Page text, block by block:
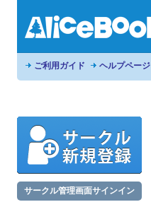
ご利用ガイド ヘルプページ
サークル管理画面サインイン